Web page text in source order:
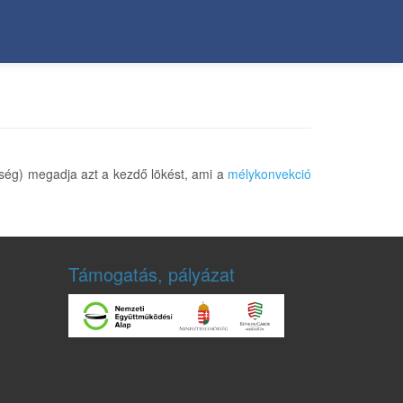
megadja azt a kezdő lökést, ami a mélykonvekció
Támogatás, pályázat